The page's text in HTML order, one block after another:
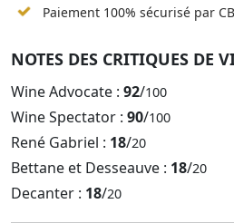
Paiement 100% sécurisé par CB
NOTES DES CRITIQUES DE
Wine Advocate : 92/100
Wine Spectator : 90/100
René Gabriel : 18/20
Bettane et Desseauve : 18/20
Decanter : 18/20